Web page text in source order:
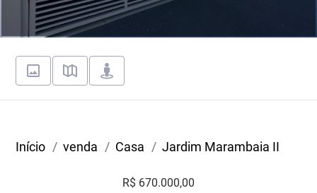
Início venda Casa Jardim Marambaia II
R$ 670.000,00